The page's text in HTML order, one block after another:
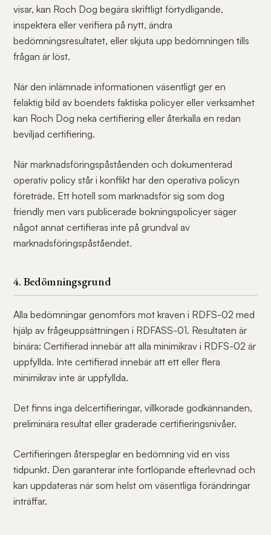
visar, kan Roch Dog begära skriftligt förtydligande,
inspektera eller verifiera på nytt, ändra
bedömningsresultatet, eller skjuta upp bedömningen tills
frågan är löst.
När den inlämnade informationen väsentligt ger en
felaktig bild av boendets faktiska policyer eller verksamhet
kan Roch Dog neka certifiering eller återkalla en redan
beviljad certifiering.
När marknadsföringspåståenden och dokumenterad
operativ policy står i konflikt har den operativa policyn
företräde. Ett hotell som marknadsför sig som dog
friendly men vars publicerade bokningspolicyer säger
något annat certifieras inte på grundval av
marknadsföringspåståendet.
4. Bedömningsgrund
Alla bedömningar genomförs mot kraven i RDFS-02 med
hjälp av frågeuppsättningen i RDFASS-01. Resultaten är
binära: Certifierad innebär att alla minimikrav i RDFS-02 är
uppfyllda. Inte certifierad innebär att ett eller flera
minimikrav inte är uppfyllda.
Det finns inga delcertifieringar, villkorade godkännanden,
preliminära resultat eller graderade certifieringsnivåer.
Certifieringen återspeglar en bedömning vid en viss
tidpunkt. Den garanterar inte fortlöpande efterlevnad och
kan uppdateras när som helst om väsentliga förändringar
inträffar.